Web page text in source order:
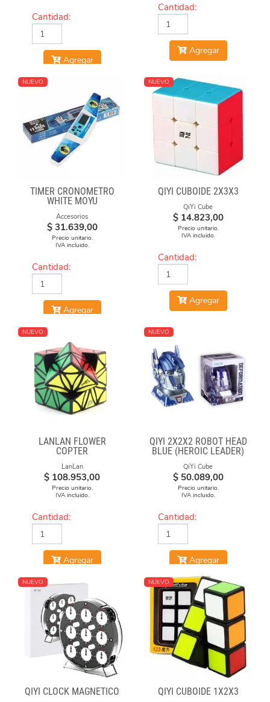
Cantidad:
Agregar
Cantidad:
Agregar
NUEVO
TIMER CRONÓMETRO
WHITE MOYU
Accesorios
$ 31.639,00
Precio unitario.
IVA incluido.
Cantidad:
Agregar
NUEVO
QIYI CUBOIDE 2X3X3
QiYi Cube
$ 14.823,00
Precio unitario.
IVA incluido.
Cantidad:
Agregar
NUEVO
LANLAN FLOWER
COPTER
LanLan
$ 108.953,00
Precio unitario.
IVA incluido.
Cantidad:
Agregar
NUEVO
QIYI 2X2X2 ROBOT HEAD
BLUE (HEROIC LEADER)
QiYi Cube
$ 50.089,00
Precio unitario.
IVA incluido.
Cantidad:
Agregar
NUEVO
QIYI CLOCK MAGNÉTICO
NUEVO
QIYI CUBOIDE 1X2X3